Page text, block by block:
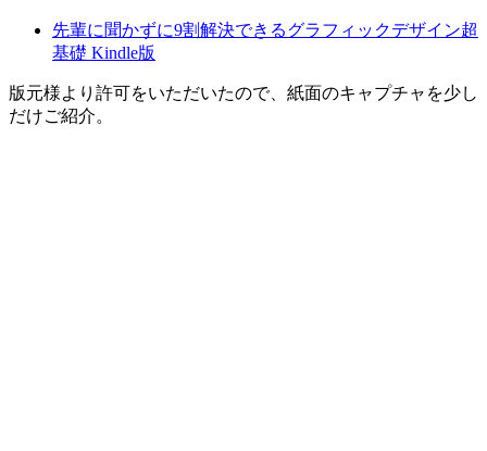
先輩に聞かずに9割解決できるグラフィックデザイン超
基礎 Kindle版
版元様より許可をいただいたので、紙面のキャプチャを少し
だけご紹介。